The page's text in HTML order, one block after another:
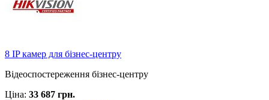
8 IP камер для бізнес-центру
Відеоспостереження бізнес-центру
Ціна: 33 687 грн.